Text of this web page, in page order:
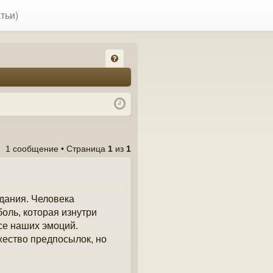
Q
1 сообщение • Страница 1 из 1
Человека
которая изнутри
наших эмоций.
предпосылок, но